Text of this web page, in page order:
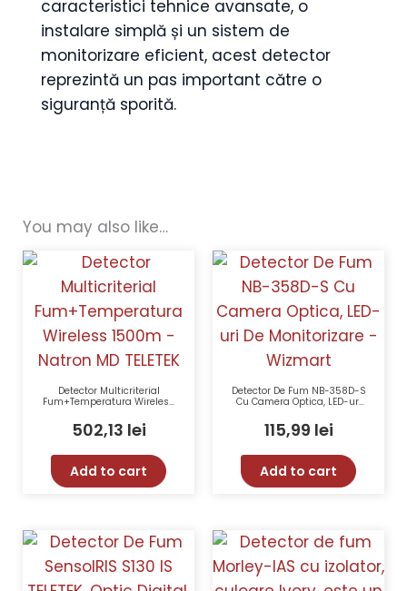
caracteristici tehnice avansate, o
instalare simplă și un sistem de
monitorizare eficient, acest detector
reprezintă un pas important către o
siguranță sporită.
You may also like…
Detector Multicriterial
Fum+Temperatura Wireless
502,13 lei
Add to cart
Detector De Fum NB-358D-S
Cu Camera Optica, LED-uri
115,99 lei
Add to cart